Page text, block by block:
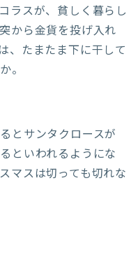
ラスが、貧しく暮らし
から金貨を投げ入れ
、たまたま下に干して
。
とサンタクロースが
といわれるようにな
マスは切っても切れな